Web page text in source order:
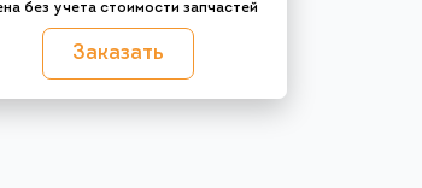
без учета стоимости запчастей
Заказать